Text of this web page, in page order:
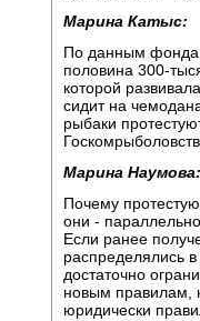
Марина Катыс:
По данным фонда
половина 300-
которой
сидит на
рыбаки
Марина Наумова:
Почему
они -
Если ранее
распределялись
достаточно
новым правилам,
юридически